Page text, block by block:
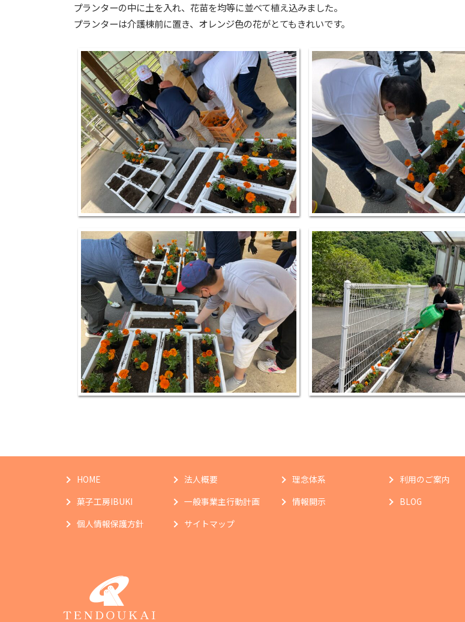
プランターの中に土を入れ、花苗を均等に並べて植え込みました。
プランターは介護棟前に置き、オレンジ色の花がとてもきれいです。
HOME 法人概要 理念体系 利用のご案内
菓子工房IBUKI
一般事業主行動計画 情報開示 BLOG
個人情報保護方針
サイトマップ